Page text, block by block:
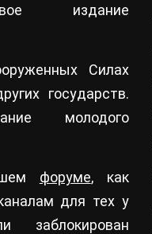
издание
Силах
государств.
молодого
форуме, как
для тех у